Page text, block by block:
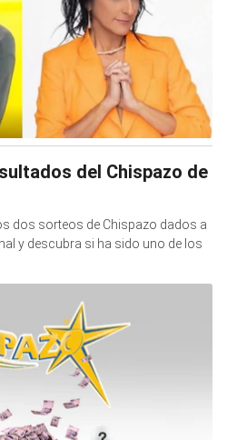
del Chispazo de
dos sorteos de Chispazo dados a
y descubra si ha sido uno de los